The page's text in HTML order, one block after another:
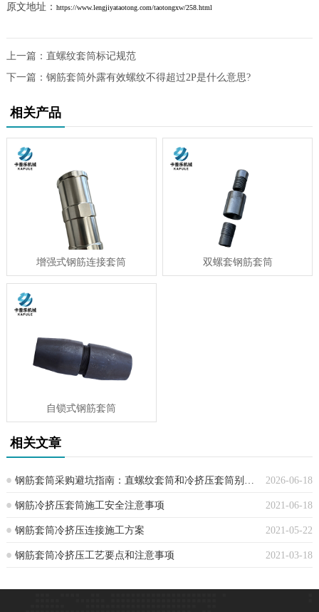
原文地址： https://www.lengjiyataotong.com/taotongxw/258.html
上一篇： 直螺纹套筒标记规范
下一篇： 钢筋套筒外露有效螺纹不得超过2P是什么意思?
相关产品
增强式钢筋连接套筒 双螺套钢筋套筒
自锁式钢筋套筒
相关文章
2026-06-18
2021-06-18
钢筋冷挤压套筒施工安全注意事项
2021-05-22
钢筋套筒冷挤压连接施工方案
2021-03-18
钢筋套筒冷挤压工艺要点和注意事项